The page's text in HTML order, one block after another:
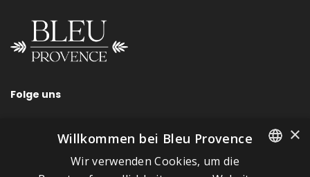
Folge uns
SCHNELLLINKS
FRENCH
×
Willkommen bei Bleu Provence
Wir verwenden Cookies, um die